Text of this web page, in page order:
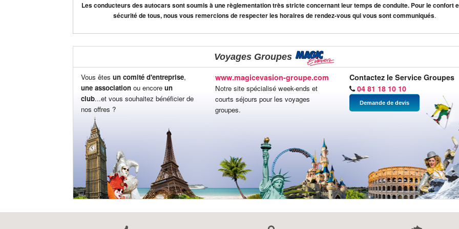
Les conducteurs des autocars sont soumis à une règlementation très stricte concernant leur temps de conduite. Pour le confort
sécurité de tous, nous vous remercions de respecter les horaires de rendez-vous qui vous sont communiqués.
Voyages Groupes
Vous êtes un comité d'entreprise,
une association ou encore un
club...et vous souhaitez bénéficier de
nos offres ?
www.magicevasion-groupe.com
Notre site spécialisé week-ends et
courts séjours pour les voyages
groupes.
Contactez le Service Groupes
04 81 18 10 10
Demande de devis